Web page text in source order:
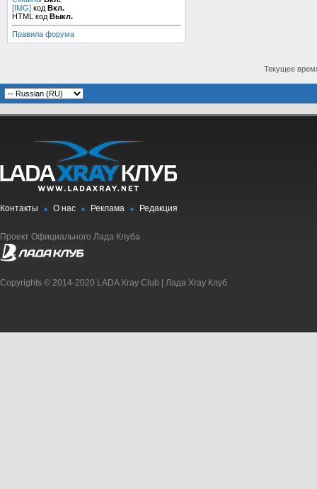
[IMG] код Вкл.
HTML код Выкл.
Правила форума
Текущее
Контакты О нас Реклама Редакция
Проект Официального Лада Клуба
Copyrights © 2014-2020 LADA Xray Club | Лада Xray Клуб